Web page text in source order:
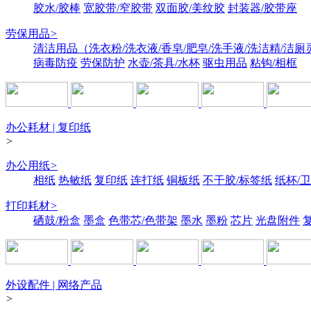
胶水/胶棒 宽胶带/窄胶带 双面胶/美纹胶 封装器/胶带座
劳保用品>
清洁用品（洗衣粉/洗衣液/香皂/肥皂/洗手液/洗洁精/洁厕
病毒防疫 劳保防护 水壶/茶具/水杯 驱虫用品 粘钩/相框
办公耗材 | 复印纸
>
办公用纸>
相纸 热敏纸 复印纸 连打纸 铜板纸 不干胶/标签纸 纸杯/
打印耗材>
硒鼓/粉盒 墨盒 色带芯/色带架 墨水 墨粉 芯片 光盘附件
外设配件 | 网络产品
>